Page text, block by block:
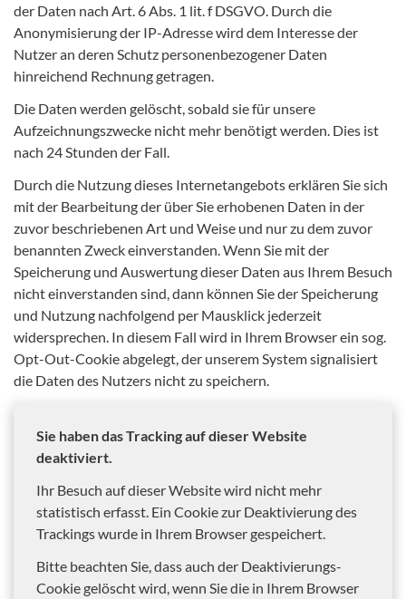
der Daten nach Art. 6 Abs. 1 lit. f DSGVO. Durch die
Anonymisierung der IP-Adresse wird dem Interesse der
Nutzer an deren Schutz personenbezogener Daten
hinreichend Rechnung getragen.
Die Daten werden gelöscht, sobald sie für unsere
Aufzeichnungszwecke nicht mehr benötigt werden. Dies ist
nach 24 Stunden der Fall.
Durch die Nutzung dieses Internetangebots erklären Sie sich
mit der Bearbeitung der über Sie erhobenen Daten in der
zuvor beschriebenen Art und Weise und nur zu dem zuvor
benannten Zweck einverstanden. Wenn Sie mit der
Speicherung und Auswertung dieser Daten aus Ihrem Besuch
nicht einverstanden sind, dann können Sie der Speicherung
und Nutzung nachfolgend per Mausklick jederzeit
widersprechen. In diesem Fall wird in Ihrem Browser ein sog.
Opt-Out-Cookie abgelegt, der unserem System signalisiert
die Daten des Nutzers nicht zu speichern.
Sie haben das Tracking auf dieser Website
deaktiviert.
Ihr Besuch auf dieser Website wird nicht mehr
statistisch erfasst. Ein Cookie zur Deaktivierung des
Trackings wurde in Ihrem Browser gespeichert.
Bitte beachten Sie, dass auch der Deaktivierungs-
Cookie gelöscht wird, wenn Sie die in Ihrem Browser